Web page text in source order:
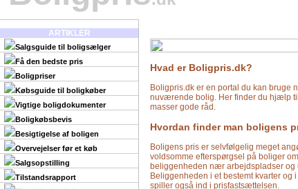
ARTIKLER
Salgsguide til boligsælger
Få den bedste pris
Boligpriser
Købsguide til boligkøber
Vigtige boligdokumenter
Boligkøbsbevis
Besigtigelse af boligen
Overvejelser før et køb
Salgsopstilling
Tilstandsrapport
Hvad er Boligpris.dk?
Boligpris.dk er en portal du kan bruge
nuværende bolig. Her finder du hjælp
masser gode råd.
Hvordan finder man boligens
Boligens pris er selvfølgelig meget
voldsomme efterspørgsel på boliger
beliggenheden nær arbejdspladser og
Beliggenheden i et bestemt kvarter og
spiller også ind i prisfastsættelsen.